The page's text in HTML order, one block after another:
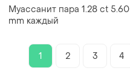
Муассанит пара 1.28 ct 5.60
mm каждый
1 2 3 4